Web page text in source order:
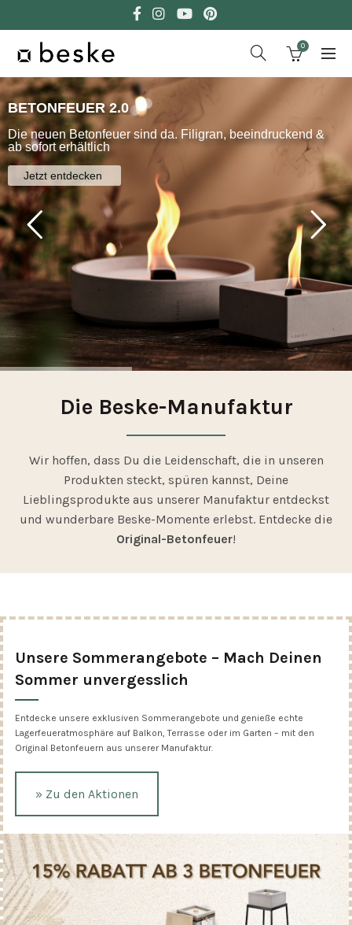
0
BETONFEUER 2.0
Die neuen Betonfeuer sind da. Filigran, beeindruckend &
ab sofort erhältlich
Jetzt entdecken
Die Beske-Manufaktur
Wir hoffen, dass Du die Leidenschaft, die in unseren
Produkten steckt, spüren kannst, Deine
Lieblingsprodukte aus unserer Manufaktur entdeckst
und wunderbare Beske-Momente erlebst. Entdecke die
Original-Betonfeuer!
Unsere Sommerangebote – Mach Deinen
Sommer unvergesslich
Entdecke unsere exklusiven Sommerangebote und genieße echte
Lagerfeueratmosphäre auf Balkon, Terrasse oder im Garten – mit den
Original Betonfeuern aus unserer Manufaktur.
» Zu den Aktionen